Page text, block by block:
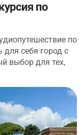
по
по
для себя город с
выбор для тех,
посещения
узнать о
внимание
включен в
внутри